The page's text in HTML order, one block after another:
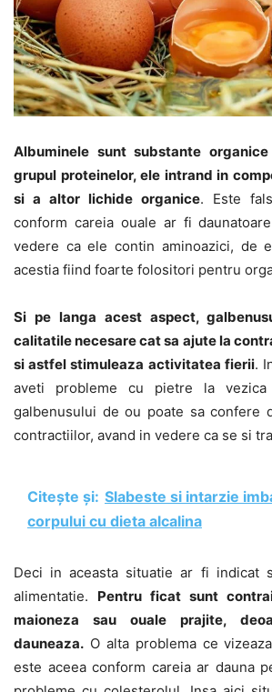
Albuminele sunt substante
grupul proteinelor, ele intrand in
si a altor lichide organice. Este
conform careia ouale ar fi
vedere ca ele contin aminoazici, de
acestia fiind foarte folositori pentru
Si pe langa acest aspect,
calitatile necesare cat sa ajute la
si astfel stimuleaza activitatea fierii.
aveti probleme cu pietre la vezica
galbenusului de ou poate sa confere
contractiilor, avand in vedere ca se si
Citește și: Slabeste si intarzie
corpului cu dieta alcalina
Deci in aceasta situatie ar fi indicat
alimentatie. Pentru ficat sunt
maioneza sau ouale prajite,
dauneaza. O alta problema ce
este aceea conform careia ar dauna